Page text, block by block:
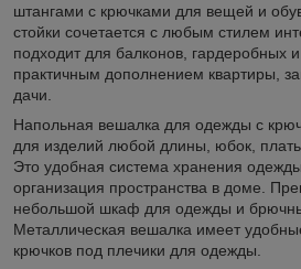
штангами с крючками для вещей и
стойки сочетается с любым стилем
подходит для балконов, гардеробных
практичным дополнением квартиры,
дачи.
Напольная вешалка для одежды с
для изделий любой длины, юбок,
Это удобная система хранения
организация пространства в доме.
небольшой шкаф для одежды и
Металлическая вешалка имеет
крючков под плечики для одежды.